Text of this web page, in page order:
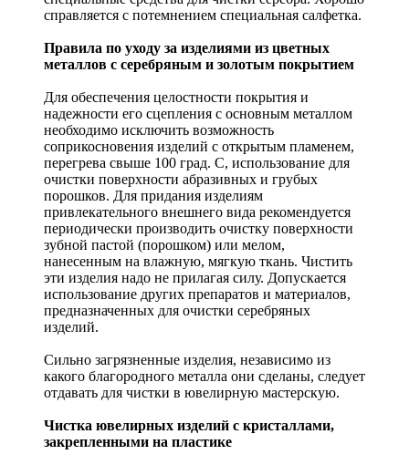
справляется с потемнением специальная салфетка.
Правила по уходу за изделиями из цветных
металлов с серебряным и золотым покрытием
Для обеспечения целостности покрытия и
надежности его сцепления с основным металлом
необходимо исключить возможность
соприкосновения изделий с открытым пламенем,
перегрева свыше 100 град. С, использование для
очистки поверхности абразивных и грубых
порошков. Для придания изделиям
привлекательного внешнего вида рекомендуется
периодически производить очистку поверхности
зубной пастой (порошком) или мелом,
нанесенным на влажную, мягкую ткань. Чистить
эти изделия надо не прилагая силу. Допускается
использование других препаратов и материалов,
предназначенных для очистки серебряных
изделий.
Сильно загрязненные изделия, независимо из
какого благородного металла они сделаны, следует
отдавать для чистки в ювелирную мастерскую.
Чистка ювелирных изделий с кристаллами,
закрепленными на пластике